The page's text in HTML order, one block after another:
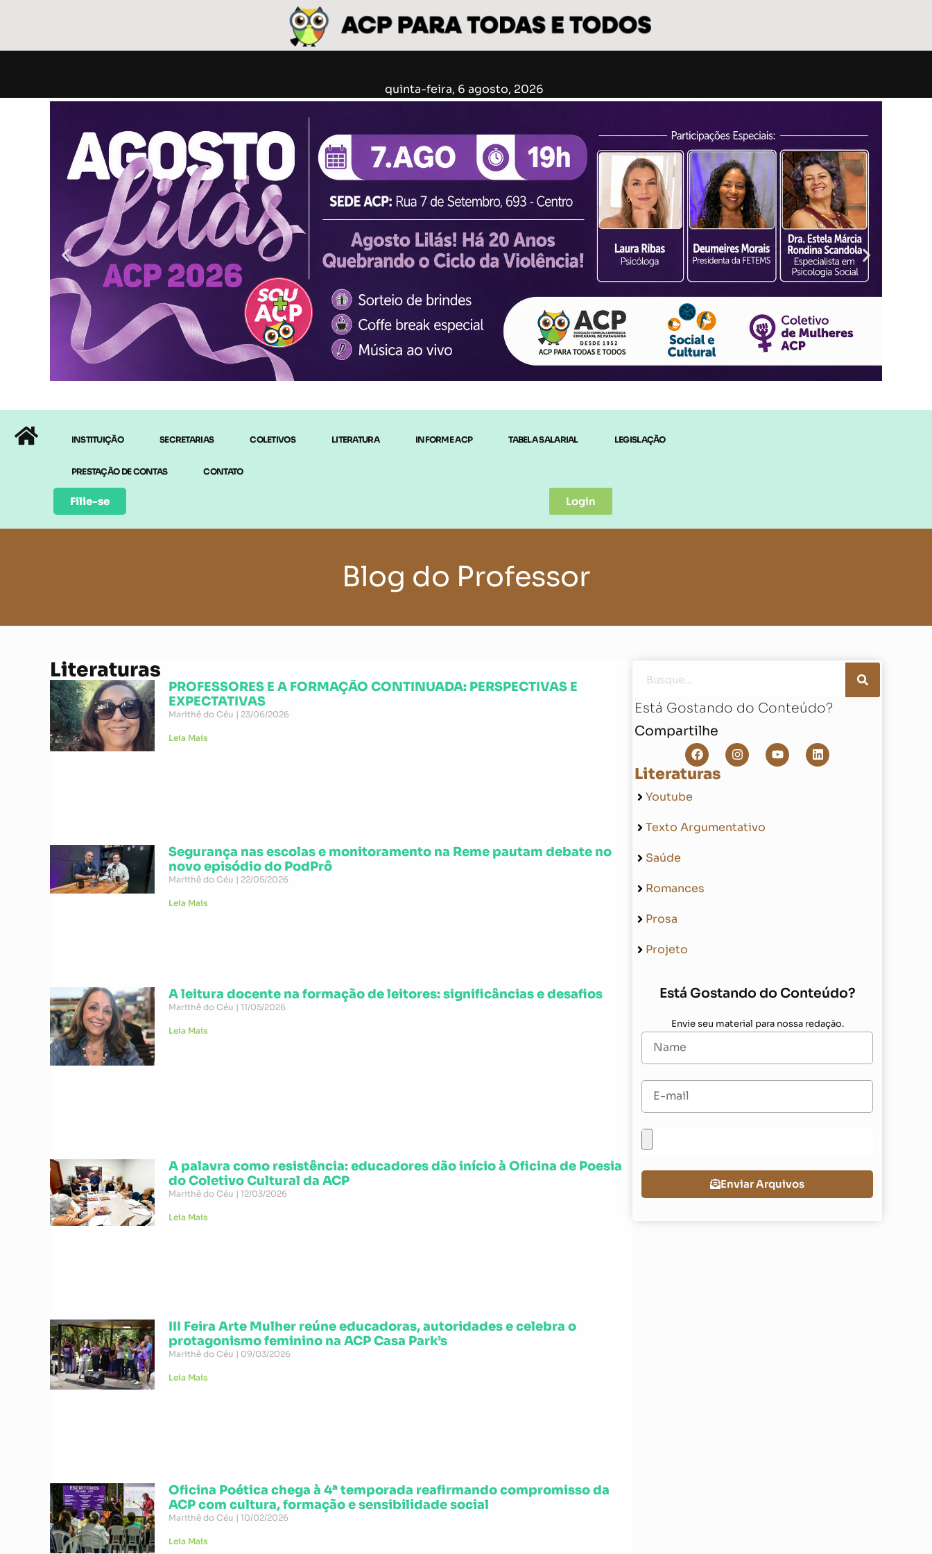
quinta-feira, 6 agosto, 2026
INSTITUIÇÃO SECRETARIAS COLETIVOS LITERATURA INFORME ACP TABELA SALARIAL LEGISLAÇÃO
PRESTAÇÃO DE CONTAS CONTATO
Filie-se Login
Blog do Professor
Literaturas
PROFESSORES E A FORMAÇÃO CONTINUADA: PERSPECTIVAS E
EXPECTATIVAS
Marithê do Céu 23/06/2026
Leia Mais
Segurança nas escolas e monitoramento na Reme pautam debate no
novo episódio do PodPrô
Marithê do Céu 22/05/2026
Leia Mais
A leitura docente na formação de leitores: significâncias e desafios
Marithê do Céu 11/05/2026
Leia Mais
A palavra como resistência: educadores dão início à Oficina de Poesia
do Coletivo Cultural da ACP
Marithê do Céu 12/03/2026
Leia Mais
III Feira Arte Mulher reúne educadoras, autoridades e celebra o
protagonismo feminino na ACP Casa Park’s
Marithê do Céu 09/03/2026
Leia Mais
Oficina Poética chega à 4ª temporada reafirmando compromisso da
ACP com cultura, formação e sensibilidade social
Marithê do Céu 10/02/2026
Leia Mais
Está Gostando do Conteúdo?
Compartilhe
Literaturas
Youtube
Texto Argumentativo
Saúde
Romances
Prosa
Projeto
Está Gostando do Conteúdo?
Envie seu material para nossa redação.
Enviar Arquivos